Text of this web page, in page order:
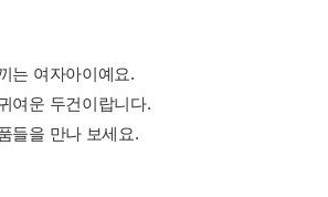
는 여자아이예요.
여운 두건이랍니다.
들을 만나 보세요.